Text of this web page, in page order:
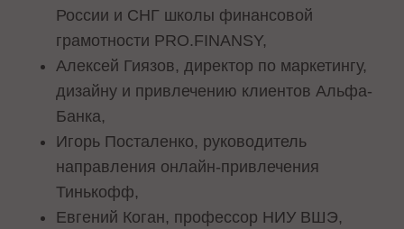
России и СНГ школы финансовой
грамотности PRO.FINANSY,
Алексей Гиязов, директор по маркетингу,
дизайну и привлечению клиентов Альфа-
Банка,
Игорь Посталенко, руководитель
направления онлайн-привлечения
Тинькофф,
Евгений Коган, профессор НИУ ВШЭ,